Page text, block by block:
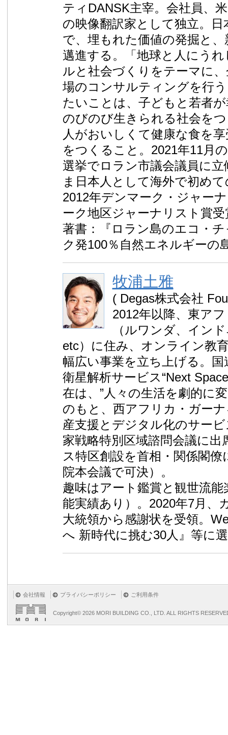
ティDANSK主宰。会社員、
の映像翻訳家として独立。
で、埋もれた価値の発掘と
邁進する。「地球と人にう
ルと社会づくりをテーマに
場のコンサルティングを行
たいことは、子どもと若者
のびのび生きられる社会を
人がおいしくて健康な食を
をつくること。2021年11月
選挙でロラン市議会議員に
ま日本人として海外で初め
2012年デンマーク・ジャー
ーク地区ジャーナリスト賞受
著書：『ロラン島のエコ・
ク発100％自然エネルギーの
牧浦土雅
( Degas株式会社
2012年以降、東ア
（ルワンダ、イン
etc）に住み、オンライン教
幅広い事業を立ち上げる。
衛星解析サービス“Next
在は、”人々の生活を劇的に
のもと、西アフリカ・ガー
産支援とデジタル化のサー
家戦略特別区域諮問会議に
ス特区創設を首相・関係閣僚
院本会議で可決）。
趣味はアート鑑賞と観世流
能実績あり）。2020年7月、
大統領から感謝状を受領。
へ 新時代に挑む30人』等に
会社情報 プライバシーポリシー ご利用条件
Copyright© 2026 MORI BUILDING CO., LTD. ALL RIGHTS